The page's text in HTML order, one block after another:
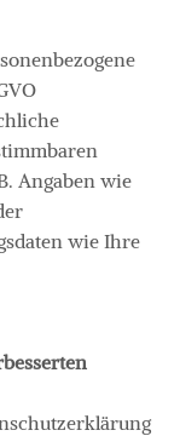
Angaben wie
wie Ihre